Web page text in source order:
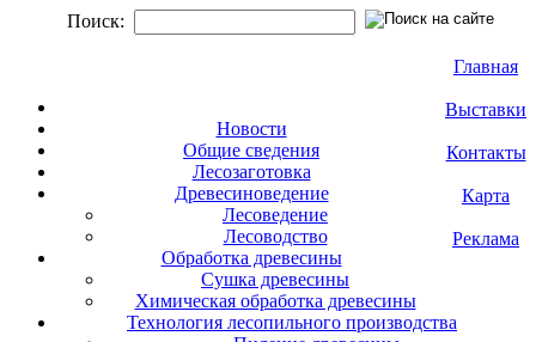
Поиск:
Главная
Выставки
Контакты
Карта
Реклама
Новости
Общие сведения
Лесозаготовка
Древесиноведение
Лесоведение
Лесоводство
Обработка древесины
Сушка древесины
Химическая обработка древесины
Технология лесопильного производства